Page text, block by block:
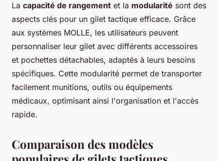
La capacité de rangement et la modularité sont des
aspects clés pour un gilet tactique efficace. Grâce
aux systèmes MOLLE, les utilisateurs peuvent
personnaliser leur gilet avec différents accessoires
et pochettes détachables, adaptés à leurs besoins
spécifiques. Cette modularité permet de transporter
facilement munitions, outils ou équipements
médicaux, optimisant ainsi l'organisation et l'accès
rapide.
Comparaison des modèles